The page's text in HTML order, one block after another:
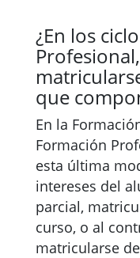
¿En los
que
En la
Formación
esta última
intereses del
parcial,
curso, o al
matricularse